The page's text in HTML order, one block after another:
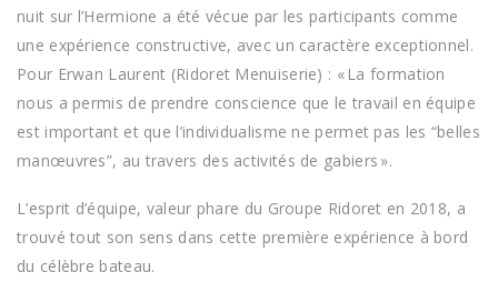
nuit sur l’Hermione a été vécue par les participants comme
une expérience constructive, avec un caractère exceptionnel.
Pour Erwan Laurent (Ridoret Menuiserie) : « La formation
nous a permis de prendre conscience que le travail en équipe
est important et que l’individualisme ne permet pas les “belles
manœuvres”, au travers des activités de gabiers ».
L’esprit d’équipe, valeur phare du Groupe Ridoret en 2018, a
trouvé tout son sens dans cette première expérience à bord
du célèbre bateau.